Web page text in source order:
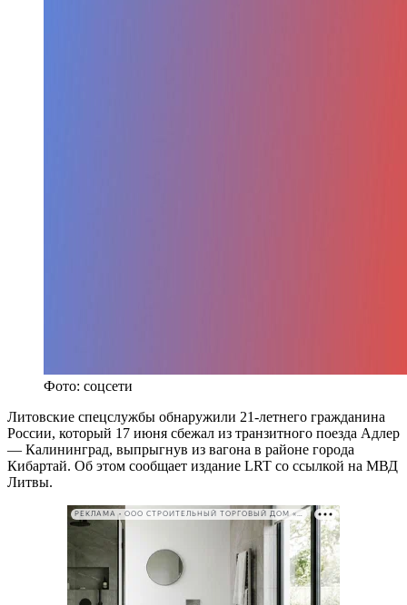
Фото: соцсети
Литовские спецслужбы обнаружили 21-летнего гражданина
России, который 17 июня сбежал из транзитного поезда Адлер
— Калининград, выпрыгнув из вагона в районе города
Кибартай. Об этом сообщает издание LRT со ссылкой на МВД
Литвы.
РЕКЛАМА • ООО СТРОИТЕЛЬНЫЙ ТОРГОВЫЙ ДОМ «ПЕТРОВИЧ». ИНН: 7802348846